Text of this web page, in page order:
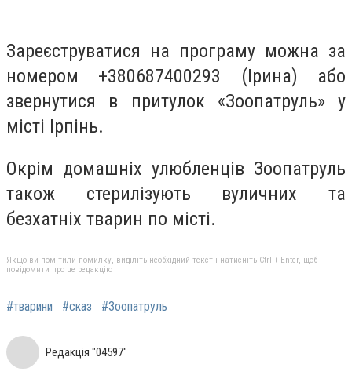
Зареєструватися на програму можна за
номером +380687400293 (Ірина) або
звернутися в притулок «Зоопатруль» у
місті Ірпінь.
Окрім домашніх улюбленців Зоопатруль
також стерилізують вуличних та
безхатніх тварин по місті.
Якщо ви помітили помилку, виділіть необхідний текст і натисніть Ctrl + Enter, щоб
повідомити про це редакцію
#тварини #сказ #Зоопатруль
Редакція "04597"